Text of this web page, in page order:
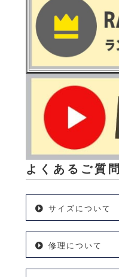
よくあるご質問
サイズについて
修理について